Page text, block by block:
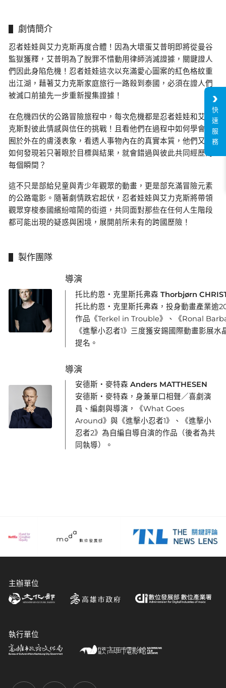
劇情簡介
忍者娃娃與艾力克斯再度合體！因為大壞蛋艾普明即將從曼谷
監獄獲釋，艾普明為了脫罪不惜動用律師消滅證據，關鍵證人
們因此身陷危機！忍者娃娃這次以充滿愛心圖案的紅色格紋重
出江湖，藉著艾力克斯家庭旅行一路殺到泰國，必須在證人們
被滅口前搶先一步重新搜集證據！
在危機四伏的公路冒險旅程中，每次危機都是忍者娃娃和艾力
克斯對彼此情感與信任的挑戰！且看他們在過程中如何學會不
囿於外在的膚淺表象，看透人事物內在的真實本質，他們又是
如何發現若只著眼於目標與結果，就會錯過與彼此共同經歷的
每個瞬間？
這不只是部給兒童與青少年觀眾的動畫，更是部充滿冒險元素
的公路電影。隨著劇情跌宕起伏，忍者娃娃與艾力克斯將帶領
觀眾穿梭泰國繽紛喧鬧的街道，共同面對那些在任何人生階段
都可能出現的疑惑與困境，展開前所未有的跨國歷險！
製作團隊
導演
托比約恩・克里斯托弗森 Thorbjørn
托比約恩・克里斯托弗森，投身動畫產業逾
作品《Terkel in Trouble》、《Ronal
《進擊小忍者1》三度獲安錫國際動畫影展水
提名。
導演
安德斯・麥特森 Anders MATTHESEN
安德斯・麥特森，身兼單口相聲／喜劇演
員、編劇與導演，《What Goes
Around》與《進擊小忍者1》、《進擊小
忍者2》為自編自導自演的作品（後者為共
同執導）。
主辦單位
執行單位
快
速
服
務